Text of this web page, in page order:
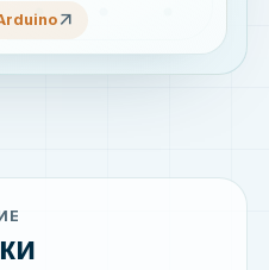
arrow_outward